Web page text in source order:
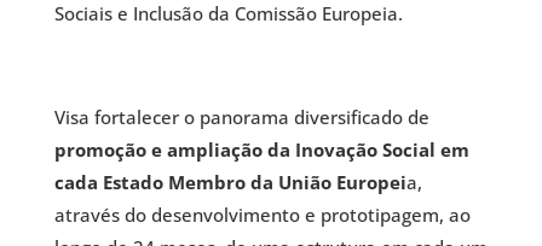
Sociais e Inclusão da Comissão Europeia.
Visa fortalecer o panorama diversificado de
promoção e ampliação da Inovação Social em
cada Estado Membro da União Europeia,
através do desenvolvimento e prototipagem, ao